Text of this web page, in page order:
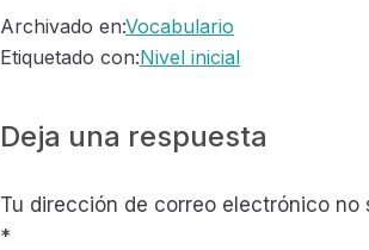
Archivado en:Vocabulario
Etiquetado con:Nivel inicial
Interacciones
los
Deja una respuesta
Tu dirección de correo electrónico no
*